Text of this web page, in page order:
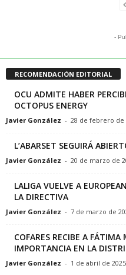
-
RECOMENDACIÓN EDITORIAL
OCU ADMITE HABER
OCTOPUS ENERGY
Javier González - 28 de febrero de
L’ABARSET SEGUIRÁ
Javier González - 20 de marzo de
LALIGA VUELVE A
LA DIRECTIVA
Javier González - 7 de marzo de
COFARES RECIBE A
IMPORTANCIA EN LA
Javier González - 1 de abril de 2025